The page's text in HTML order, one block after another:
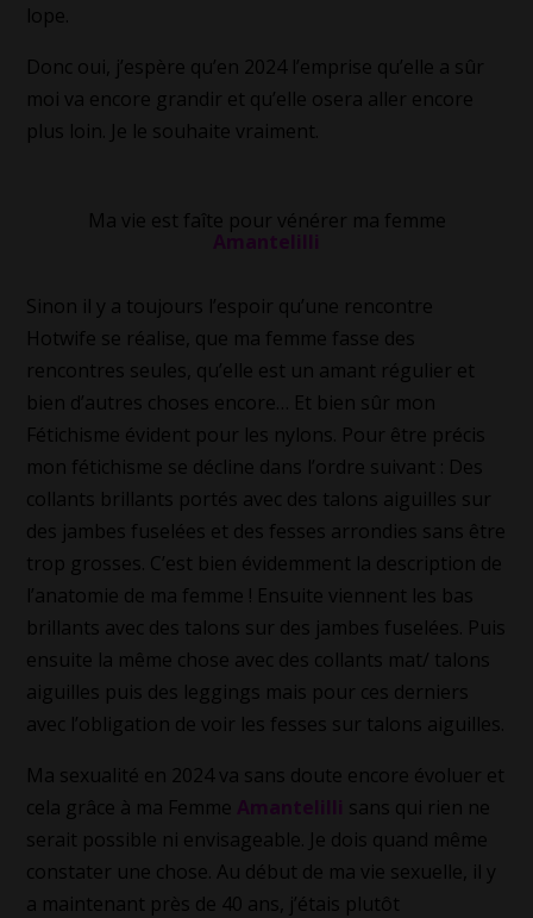
lope.
Donc oui, j’espère qu’en 2024 l’emprise qu’elle a sûr
moi va encore grandir et qu’elle osera aller encore
plus loin. Je le souhaite vraiment.
Ma vie est faîte pour vénérer ma femme
Amantelilli
Sinon il y a toujours l’espoir qu’une rencontre
Hotwife se réalise, que ma femme fasse des
rencontres seules, qu’elle est un amant régulier et
bien d’autres choses encore… Et bien sûr mon
Fétichisme évident pour les nylons. Pour être précis
mon fétichisme se décline dans l’ordre suivant : Des
collants brillants portés avec des talons aiguilles sur
des jambes fuselées et des fesses arrondies sans être
trop grosses. C’est bien évidemment la description de
l’anatomie de ma femme ! Ensuite viennent les bas
brillants avec des talons sur des jambes fuselées. Puis
ensuite la même chose avec des collants mat/ talons
aiguilles puis des leggings mais pour ces derniers
avec l’obligation de voir les fesses sur talons aiguilles.
Ma sexualité en 2024 va sans doute encore évoluer et
cela grâce à ma Femme Amantelilli sans qui rien ne
serait possible ni envisageable. Je dois quand même
constater une chose. Au début de ma vie sexuelle, il y
a maintenant près de 40 ans, j’étais plutôt